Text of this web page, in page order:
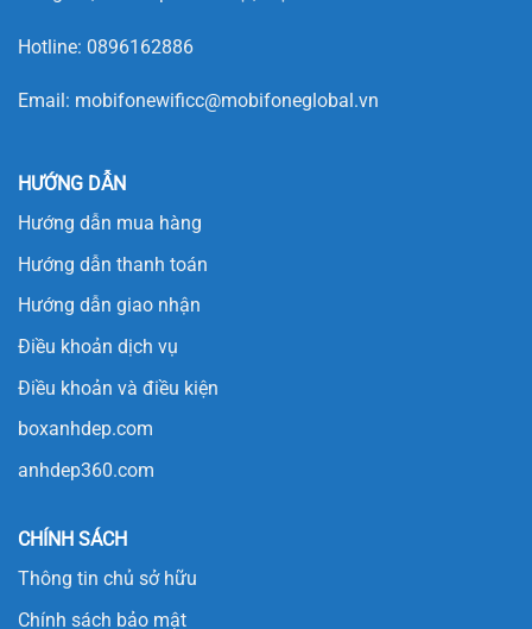
Hotline: 0896162886
Email: mobifonewificc@mobifoneglobal.vn
HƯỚNG DẪN
Hướng dẫn mua hàng
Hướng dẫn thanh toán
Hướng dẫn giao nhận
Điều khoản dịch vụ
Điều khoản và điều kiện
boxanhdep.com
anhdep360.com
CHÍNH SÁCH
Thông tin chủ sở hữu
Chính sách bảo mật